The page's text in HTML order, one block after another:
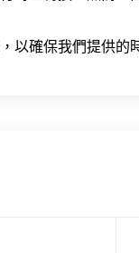
以確保我們提供的